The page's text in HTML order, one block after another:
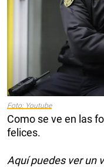
Foto: Youtube
Como se ve en las
felices.
Aquí puedes ver un